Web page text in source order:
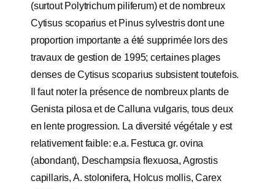
(surtout Polytrichum piliferum) et de nombreux
Cytisus scoparius et Pinus sylvestris dont une
proportion importante a été supprimée lors des
travaux de gestion de 1995; certaines plages
denses de Cytisus scoparius subsistent toutefois.
Il faut noter la présence de nombreux plants de
Genista pilosa et de Calluna vulgaris, tous deux
en lente progression. La diversité végétale y est
relativement faible: e.a. Festuca gr. ovina
(abondant), Deschampsia flexuosa, Agrostis
capillaris, A. stolonifera, Holcus mollis, Carex